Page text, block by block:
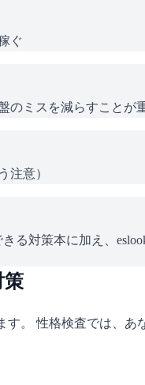
ぐ
のミスを減らすことが
注意）
る対策本に加え、
策
。 性格検査では、